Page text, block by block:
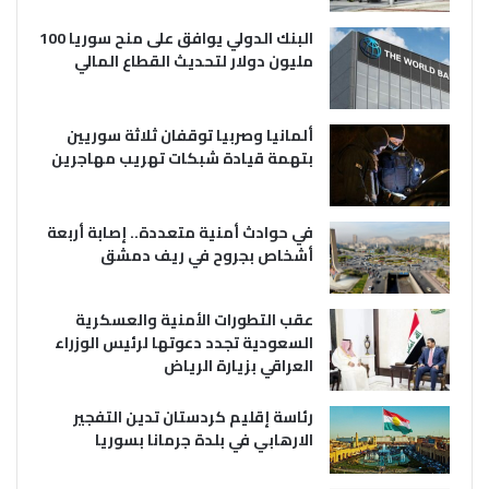
البنك الدولي يوافق على منح سوريا 100
مليون دولار لتحديث القطاع المالي
ألمانيا وصربيا توقفان ثلاثة سوريين
بتهمة قيادة شبكات تهريب مهاجرين
في حوادث أمنية متعددة.. إصابة أربعة
أشخاص بجروح في ريف دمشق
عقب التطورات الأمنية والعسكرية
السعودية تجدد دعوتها لرئيس الوزراء
العراقي بزيارة الرياض
رئاسة إقليم كردستان تدين التفجير
الارهابي في بلدة جرمانا بسوريا